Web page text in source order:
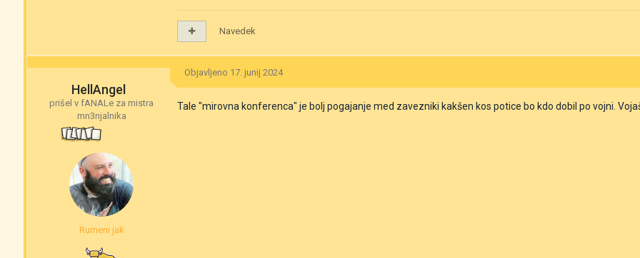
Navedek
HellAngel
prišel v fANALe za mistra
mn3njalnika
Rumeni jak
Objavljeno 17. junij 2024
Tale "mirovna konferenca" je bolj pogajanje med zavezniki kakšen kos potice bo kdo dobil po vojni.